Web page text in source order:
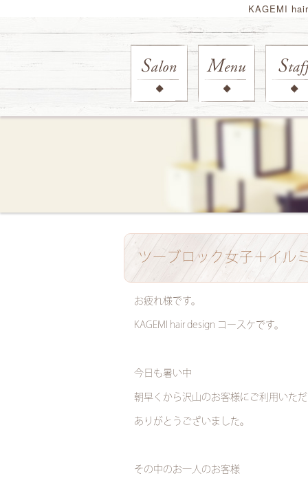
KAGEMI
ツーブロック女子＋イル
お疲れ様です。
KAGEMI hair design コースケです。
今日も暑い中
朝早くから沢山のお客様にご利用いた
ありがとうございました。
その中のお一人のお客様